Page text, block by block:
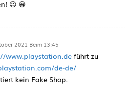
😉 😀
2021 Beim 13:45
www.playstation.de führt zu
de-de/
kein Fake Shop.